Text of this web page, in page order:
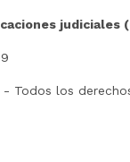
judiciales
Todos los